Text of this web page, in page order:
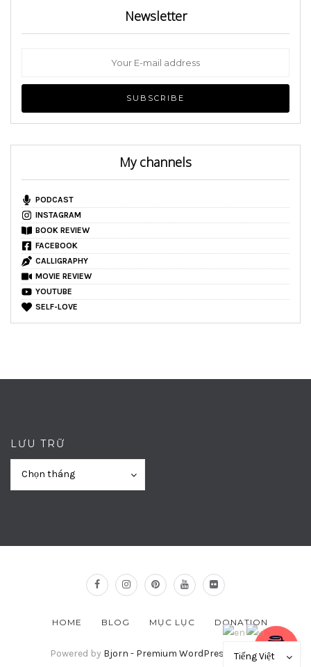
Newsletter
My channels
PODCAST
INSTAGRAM
BOOK REVIEW
FACEBOOK
CALLIGRAPHY
MOVIE REVIEW
YOUTUBE
SELF-LOVE
LƯU TRỮ
Chọn tháng
HOME BLOG MỤC LỤC DONATION
Powered by Bjorn - Premium WordPress Theme
Tiếng Việt